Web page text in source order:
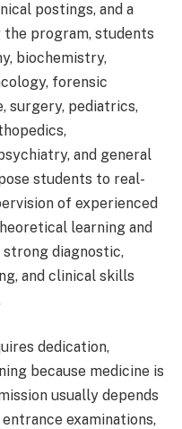
postings, and a
program, students
biochemistry,
forensic
surgery, pediatrics,
and general
students to real-
of experienced
learning and
diagnostic,
and clinical skills
dedication,
because medicine is
usually depends
examinations,